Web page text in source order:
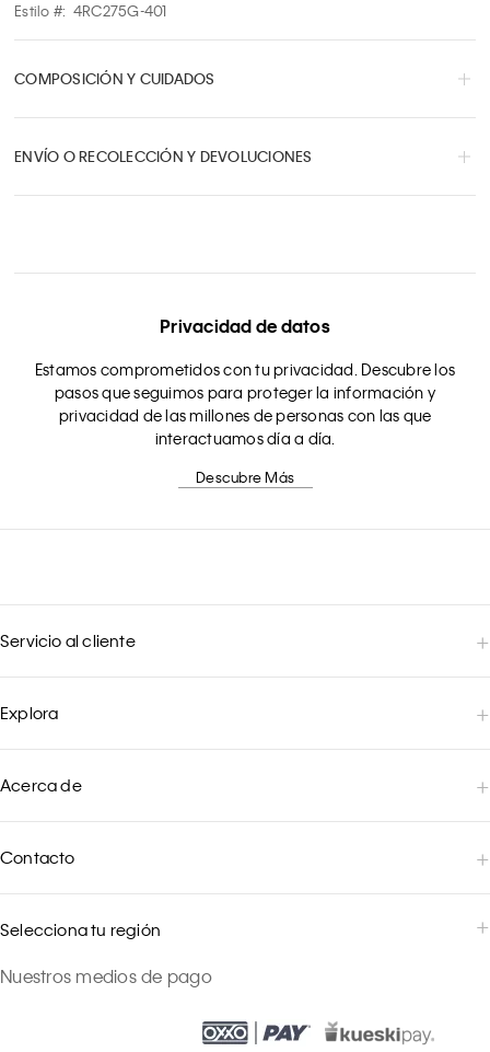
10
Estilo #: 4RC275G-401
COMPOSICIÓN Y CUIDADOS
ENVÍO O RECOLECCIÓN Y DEVOLUCIONES
Privacidad de datos
Estamos comprometidos con tu privacidad. Descubre los
pasos que seguimos para proteger la información y
privacidad de las millones de personas con las que
interactuamos día a día.
Descubre Más
Servicio al cliente
Explora
Acerca de
Contacto
Selecciona tu región
Nuestros medios de pago